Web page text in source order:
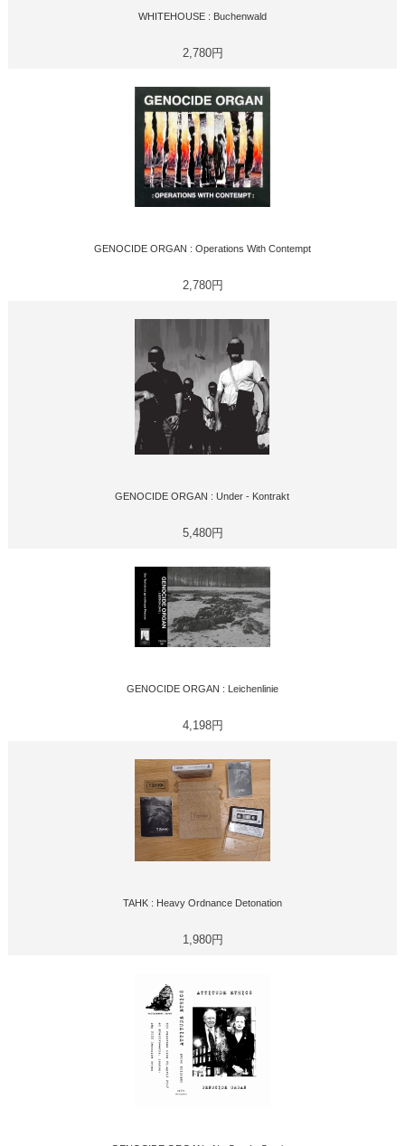
WHITEHOUSE : Buchenwald
2,780円
GENOCIDE ORGAN : Operations With Contempt
2,780円
GENOCIDE ORGAN : Under - Kontrakt
5,480円
GENOCIDE ORGAN : Leichenlinie
4,198円
TAHK : Heavy Ordnance Detonation
1,980円